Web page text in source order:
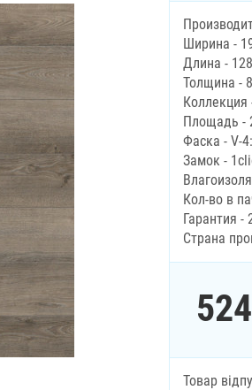
Ширина -
Длина -
Толщина -
Коллекция
Площадь -
Фаска - V-
Замок -
Кол-во в
Гарантия -
Страна
Товар